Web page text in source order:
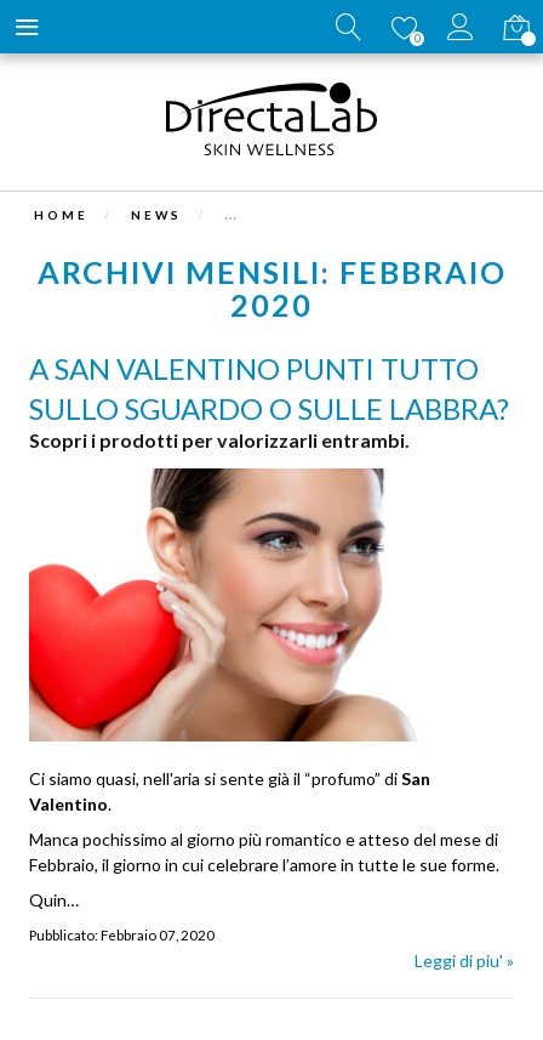
0
HOME NEWS
ARCHIVI MENSILI: FEBBRAIO
2020
A SAN VALENTINO PUNTI TUTTO
SULLO SGUARDO O SULLE LABBRA?
Scopri i prodotti per valorizzarli entrambi.
Ci siamo quasi, nell'aria si sente già il “profumo” diSan
Valentino.
Manca pochissimo al giorno più romantico e atteso del mese di
Febbraio, il giorno in cui celebrare l’amore in tutte le sue forme.
Quin…
Pubblicato:Febbraio 07, 2020
Leggi di piu' »